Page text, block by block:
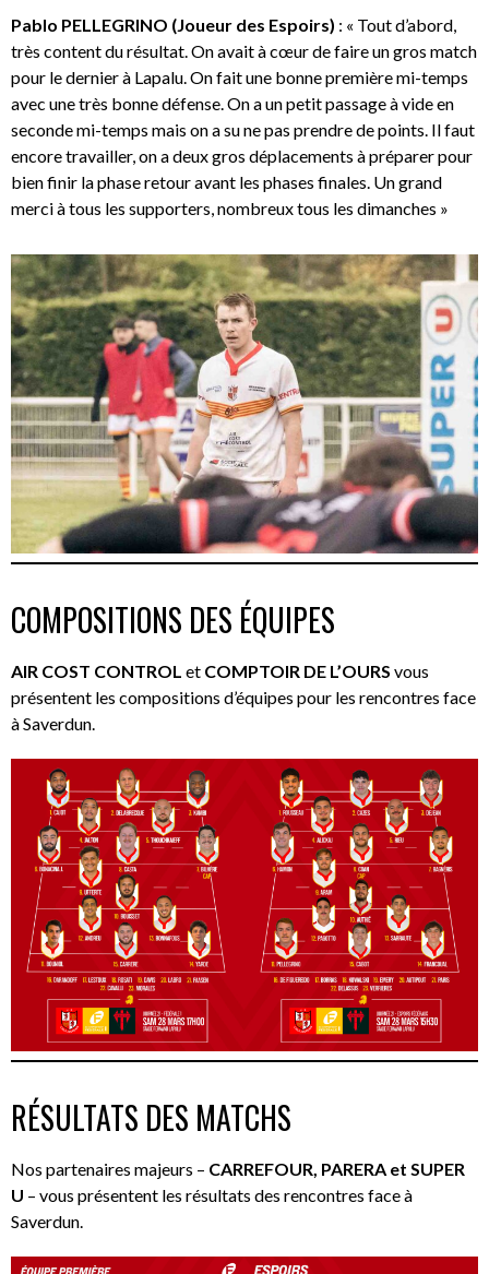
Pablo PELLEGRINO (Joueur des Espoirs) : « Tout d’abord,
très content du résultat. On avait à cœur de faire un gros match
pour le dernier à Lapalu. On fait une bonne première mi-temps
avec une très bonne défense. On a un petit passage à vide en
seconde mi-temps mais on a su ne pas prendre de points. Il faut
encore travailler, on a deux gros déplacements à préparer pour
bien finir la phase retour avant les phases finales. Un grand
merci à tous les supporters, nombreux tous les dimanches »
COMPOSITIONS DES ÉQUIPES
AIR COST CONTROL et COMPTOIR DE L’OURS vous
présentent les compositions d’équipes pour les rencontres face
à Saverdun.
RÉSULTATS DES MATCHS
Nos partenaires majeurs – CARREFOUR, PARERA et SUPER
U – vous présentent les résultats des rencontres face à
Saverdun.